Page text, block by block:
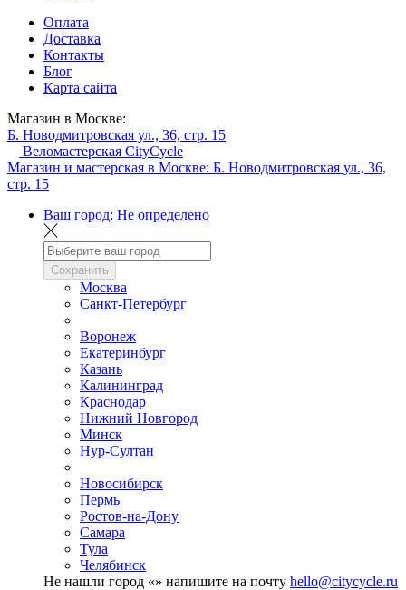
Оплата
Доставка
Контакты
Блог
Карта сайта
Магазин в Москве:
Б. Новодмитровская ул., 36, стр. 15
Веломастерская CityCycle
Магазин и мастерская в Москве: Б. Новодмитровская ул., 36,
стр. 15
Ваш город: Не определено
Сохранить
Москва
Санкт-Петербург
Воронеж
Екатеринбург
Казань
Калининград
Краснодар
Нижний Новгород
Минск
Нур-Султан
Новосибирск
Пермь
Ростов-на-Дону
Самара
Тула
Челябинск
Не нашли город «» напишите на почту hello@citycycle.ru